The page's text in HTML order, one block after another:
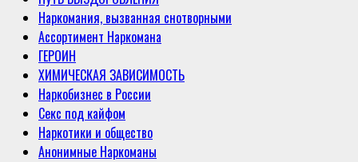
Наркомания, вызванная снотворными
Ассортимент Наркомана
ГЕРОИН
ХИМИЧЕСКАЯ ЗАВИСИМОСТЬ
Наркобизнес в России
Секс под кайфом
Наркотики и общество
Анонимные Наркоманы